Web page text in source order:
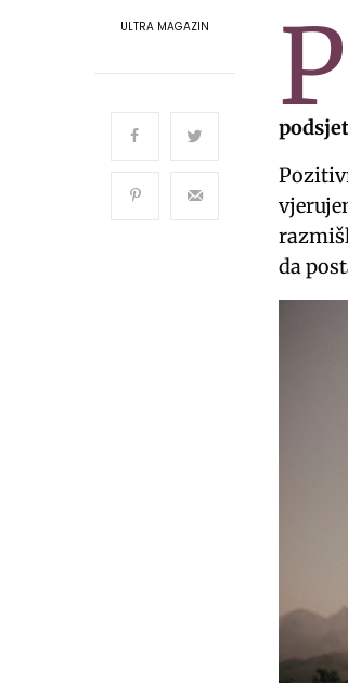
ULTRA MAGAZIN P
da